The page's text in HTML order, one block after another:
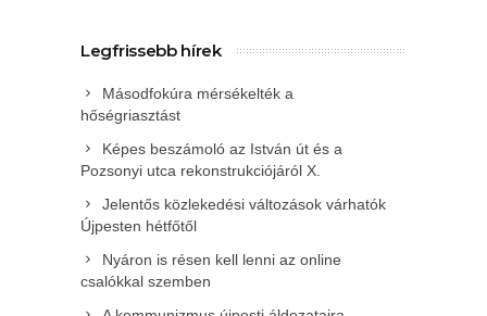
Legfrissebb hírek
Másodfokúra mérsékelték a
hőségriasztást
Képes beszámoló az István út és a
Pozsonyi utca rekonstrukciójáról X.
Jelentős közlekedési változások várhatók
Újpesten hétfőtől
Nyáron is résen kell lenni az online
csalókkal szemben